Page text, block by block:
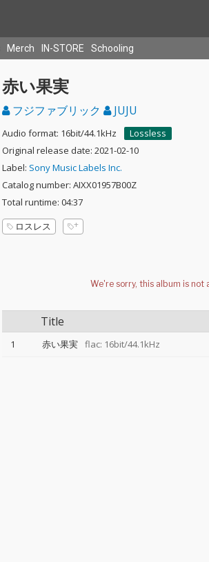
Merch IN-STORE Schooling
赤い果実
フジファブリック JUJU
Audio format: 16bit/44.1kHz
Lossless
Original release date: 2021-02-10
Label: Sony Music Labels Inc.
Catalog number: AIXX01957B00Z
Total runtime: 04:37
ロスレス
Title
1 赤い果実 flac: 16bit/44.1kHz